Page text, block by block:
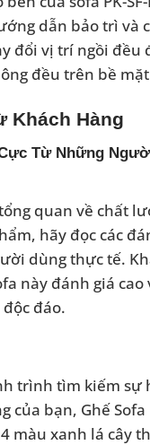
dẫn bảo trì và
đổi vị trí ngồi đều
đều trên bề
Khách Hàng
Từ Những
quan về chất
hãy đọc các
dùng thực tế.
này đánh giá cao
đáo.
trình tìm kiếm sự
của bạn, Ghế
màu xanh lá cây